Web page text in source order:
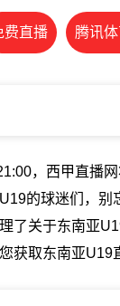
费直播 腾讯
，西甲直播
的球迷们，
了关于东南亚
获取东南亚U19